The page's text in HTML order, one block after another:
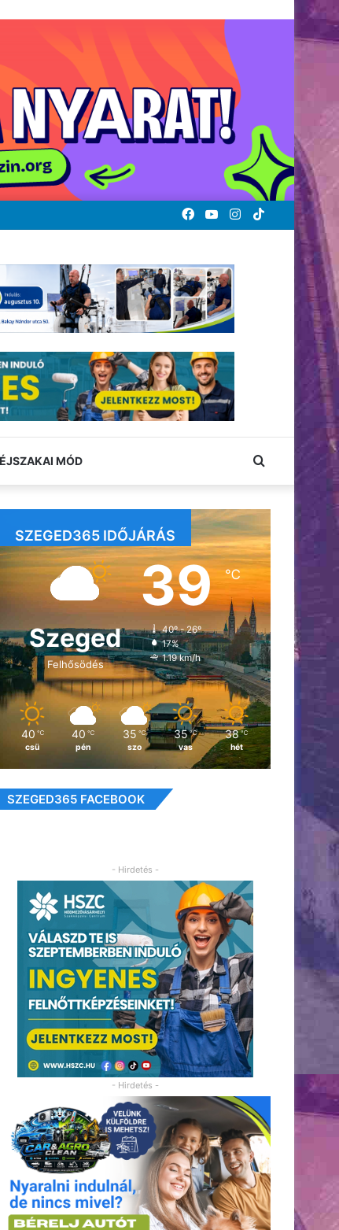
TikTok
Instagram
YouTube
Facebook
MÓD Keresés:
SZEGED365 IDŐJÁRÁS
Szeged
Felhősödés
39℃
40º - 26º
17%
1.19 km/h
40 ℃
csü
40 ℃
pén
35 ℃
szo
35 ℃
vas
38 ℃
hét
SZEGED365 FACEBOOK
- Hirdetés -
- Hirdetés -